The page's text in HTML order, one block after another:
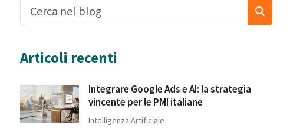
Articoli recenti
Integrare Google Ads e AI: la strategia
vincente per le PMI italiane
Intelligenza Artificiale